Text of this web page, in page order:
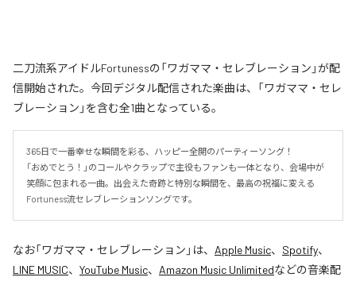
二刀流系アイドルFortunessの「ワガママ・セレブレーション」が配
信開始された。今回デジタル配信された楽曲は、「ワガママ・セレ
ブレーション」を含む全1曲となっている。
365日で一番幸せな瞬間を彩る、ハッピー全開のパーティーソング！
「おめでとう！」のコールやクラップで主役もファンも一体となり、会場中が
笑顔に包まれる一曲。出会えた奇跡と特別な瞬間を、最高の祝福に変える
Fortuness流セレブレーションソングです。
なお「ワガママ・セレブレーション 」は、 Apple Music、 Spotify、
LINE MUSIC、 YouTube Music、 Amazon Music Unlimitedなどの音楽配